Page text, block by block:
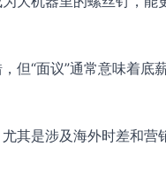
但“面议”通常意味着底
其是涉及海外时差和营